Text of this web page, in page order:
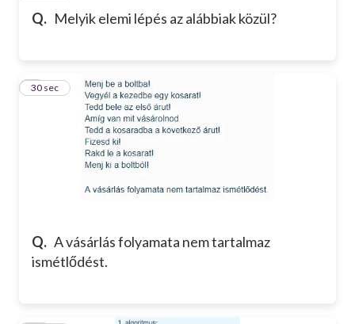
Q. Melyik elemi lépés az alábbiak közül?
Q. A vásárlás folyamata nem tartalmaz
ismétlődést.
9
30 sec